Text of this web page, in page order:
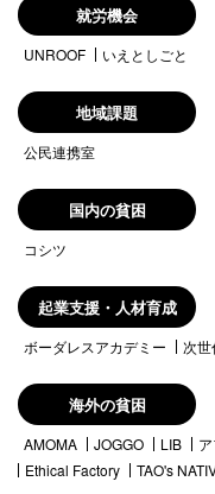
就労機会
UNROOF いえとしごと
地域課題
公民連携室
国内の貧困
コシツ
起業支援・人材育成
ボーダレスアカデミー 次
海外の貧困
AMOMA JOGGO LIB
Ethical Factory
TAO's